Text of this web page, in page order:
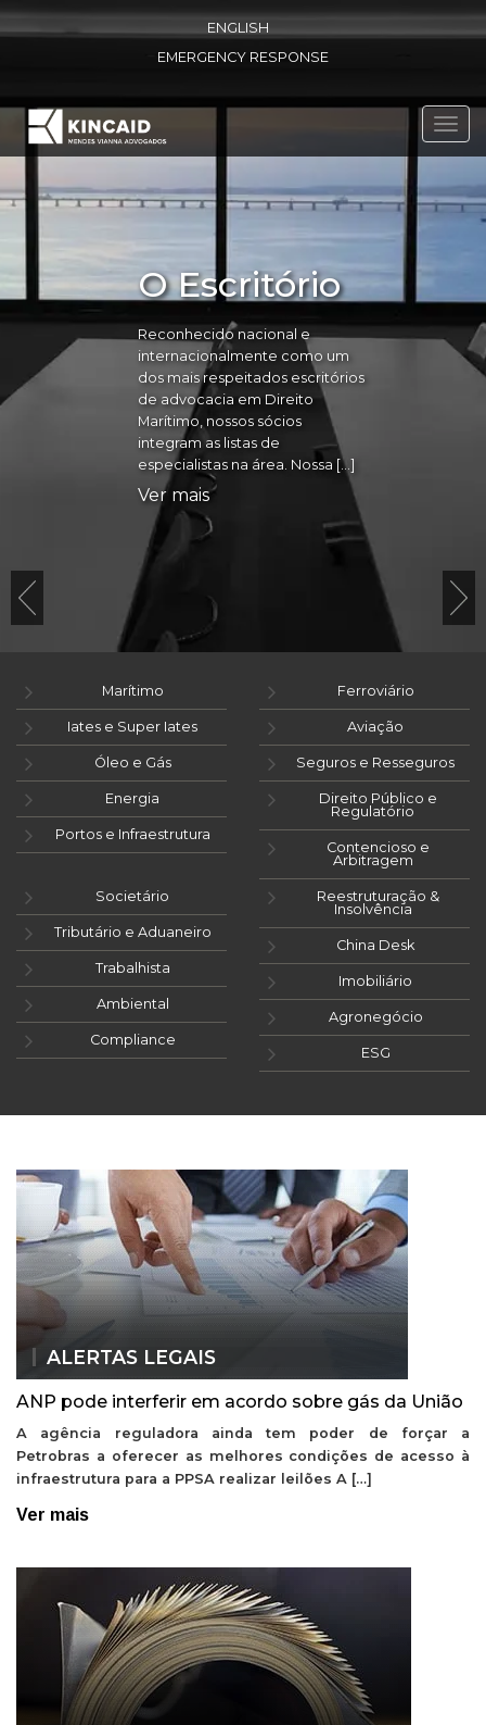
ENGLISH
EMERGENCY RESPONSE
O Escritório
Reconhecido nacional e
internacionalmente como um
dos mais respeitados escritórios
de advocacia em Direito
Marítimo, nossos sócios
integram as listas de
especialistas na área. Nossa […]
Ver mais
Marítimo
Iates e Super Iates
Óleo e Gás
Energia
Portos e Infraestrutura
Ferroviário
Aviação
Seguros e Resseguros
Direito Público e
Regulatório
Contencioso e
Arbitragem
Societário
Tributário e Aduaneiro
Trabalhista
Ambiental
Compliance
Reestruturação &
Insolvência
China Desk
Imobiliário
Agronegócio
ESG
ALERTAS LEGAIS
ANP pode interferir em acordo sobre gás da União
A agência reguladora ainda tem poder de forçar a
Petrobras a oferecer as melhores condições de acesso à
infraestrutura para a PPSA realizar leilões A […]
Ver mais